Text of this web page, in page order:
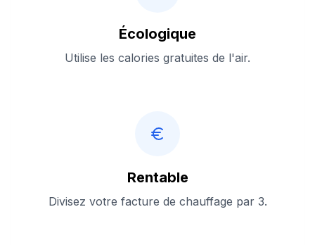
Écologique
Utilise les calories gratuites de l'air.
Rentable
Divisez votre facture de chauffage par 3.